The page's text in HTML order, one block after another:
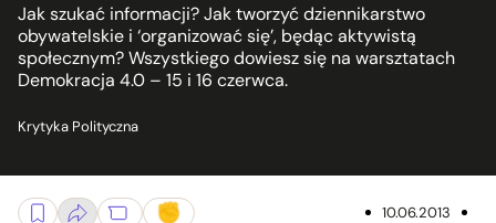
Jak szukać informacji? Jak tworzyć dziennikarstwo
obywatelskie i ‘organizować się’, będąc aktywistą
społecznym? Wszystkiego dowiesz się na warsztatach
Demokracja 4.0 – 15 i 16 czerwca.
Krytyka Polityczna
10.06.2013